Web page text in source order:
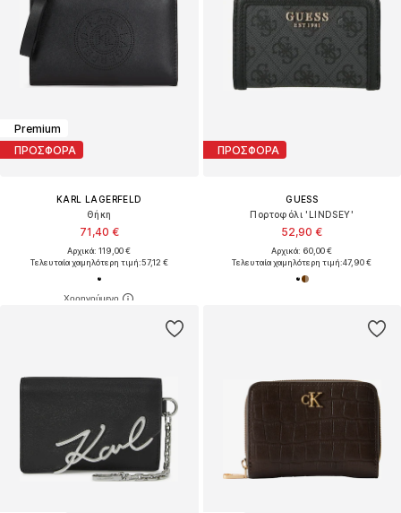
Premium
ΠΡΟΣΦΟΡΑ
KARL LAGERFELD
Θήκη
71,40 €
Αρχικά: 119,00 €
Τελευταία χαμηλότερη τιμή:57,12 €
ΠΡΟΣΦΟΡΑ
GUESS
Πορτοφόλι 'LINDSEY'
52,90 €
Αρχικά: 60,00 €
Τελευταία χαμηλότερη τιμή:47,90 €